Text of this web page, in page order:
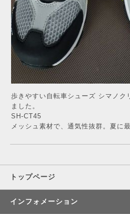
歩きやすい自転車シューズ シマノク
ました。
SH-CT45
メッシュ素材で、通気性抜群。夏に最
トップページ
インフォメーション